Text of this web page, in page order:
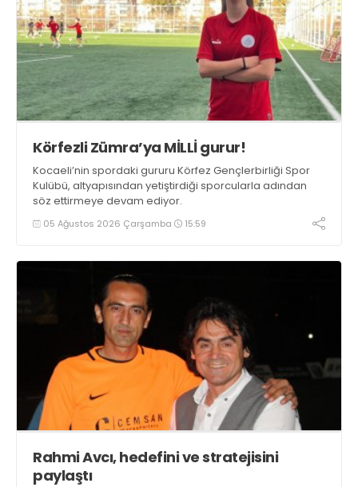
Körfezli Zümra’ya MİLLİ gurur!
Kocaeli’nin spordaki gururu Körfez Gençlerbirliği Spor
Kulübü, altyapısından yetiştirdiği sporcularla adından
söz ettirmeye devam ediyor.
05 Ağustos 2026 Çarşamba 15:59
Rahmi Avcı, hedefini ve stratejisini
paylaştı